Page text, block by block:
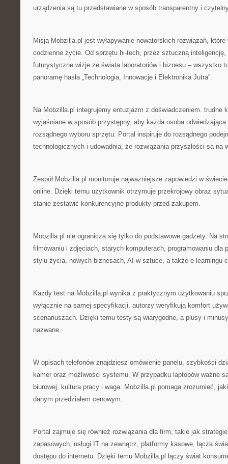
urządzenia są tu przedstawiane w sposób transparentny i
Misją Mobzilla.pl jest wyłapywanie nowatorskich rozwiązań,
codzienne życie. Od sprzętu hi-tech, przez sztuczną
futurystyczne wizje ze świata laboratoriów i biznesu – wszystko
panoramę hasła „Technologia, Innowacje i Elektronika Jutra”.
Na Mobzilla.pl integrujemy entuzjazm z doświadczeniem. trudne
wyjaśniane w sposób przystępny, aby każda osoba odwiedzająca
rozsądnego wyboru sprzętu. Portal inspiruje do rozsądnego
technologicznych i udowadnia, że rozwiązania przyszłości są na
Zespół Mobzilla.pl monitoruje najważniejsze zapowiedzi w
online. Dzięki temu użytkownik otrzymuje przekrojowy obraz
stanie zestawić konkurencyjne produkty przed zakupem.
Mobzilla.pl nie ogranicza się tylko do podstawowe gadżety. Na
filmowaniu i zdjęciach, starych komputerach, programowaniu dla
stylu życia, nowych biznesach, AI w sztuce, a także e-learningu
Każdy test na Mobzilla.pl wynika z praktycznym użytkowaniu
wyłącznie na samej specyfikacji, autorzy weryfikują komfort
scenariuszach. Dzięki temu testy są wiarygodne, a plusy i
nazwane.
W opisach telefonów znajdziesz omówienie panelu, szybkości
kamer oraz możliwości systemu. W przypadku laptopów ważne
biurowej, kultura pracy i waga. Mobzilla.pl pomaga zrozumieć,
danym przedziałem cenowym.
Portal zajmuje się również rozwiązania dla firm, takie jak
zapasowych, usługi IT na zewnątrz, platformy kasowe, łącza
dostępu do internetu. Dzięki temu Mobzilla.pl łączy świat